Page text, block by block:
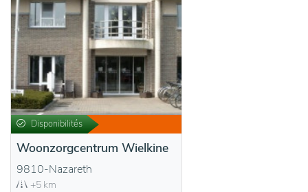
Disponibilités
Woonzorgcentrum Wielkine
9810-Nazareth
+5 km